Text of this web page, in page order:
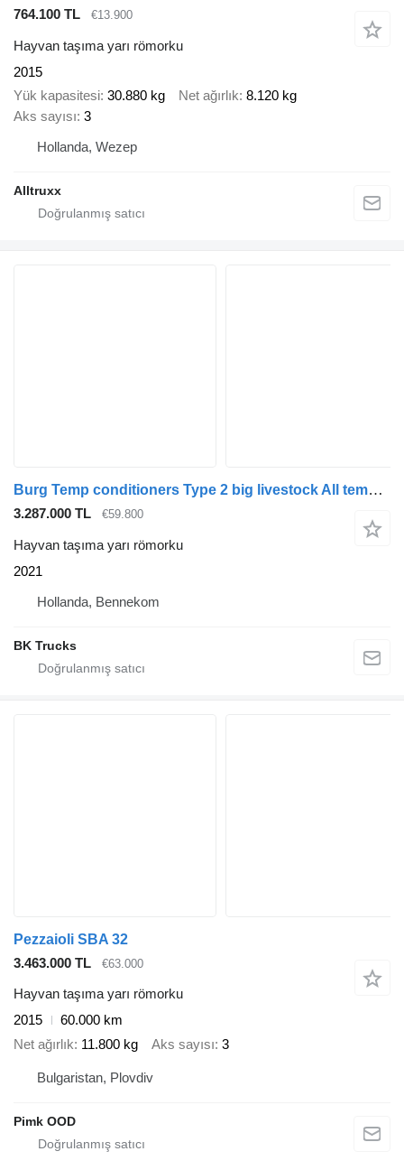
764.100 TL
€13.900
Hayvan taşıma yarı römorku
2015
Yük kapasitesi 30.880 kg Net ağırlık 8.120 kg
Aks sayısı 3
Hollanda, Wezep
Alltruxx
Burg Temp conditioners Type 2 big livestock All temperaturen!
3.287.000 TL €59.800
Hayvan taşıma yarı römorku
2021
Hollanda, Bennekom
BK Trucks
Pezzaioli SBA 32
3.463.000 TL
€63.000
Hayvan taşıma yarı römorku
2015
60.000 km
Net ağırlık 11.800 kg Aks sayısı 3
Bulgaristan, Plovdiv
Pimk OOD